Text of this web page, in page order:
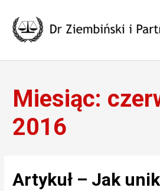
content
Miesiąc:
2016
Artykuł – Jak